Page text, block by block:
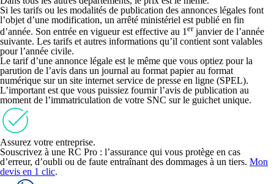
Si les tarifs ou les modalités de publication des annonces légales font
l’objet d’une modification, un arrêté ministériel est publié en fin
d’année. Son entrée en vigueur est effective au 1 erjanvier de l’année
suivante. Les tarifs et autres informations qu’il contient sont valables
pour l’année civile.
Le tarif d’une annonce légale est le même que vous optiez pour la
parution de l’avis dans un journal au format papier au format
numérique sur un site internet service de presse en ligne (SPEL).
L’important est que vous puissiez fournir l’avis de publication au
moment de l’immatriculation de votre SNC sur le guichet unique.
Assurez votre entreprise.
Souscrivez à une RC Pro : l’assurance qui vous protège en cas
d’erreur, d’oubli ou de faute entraînant des dommages à un tiers. Mon
devis en 1 clic.